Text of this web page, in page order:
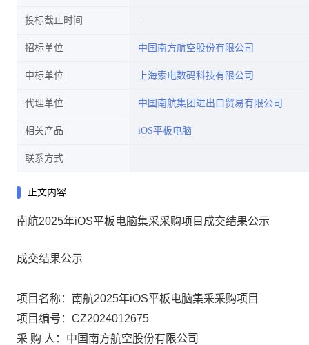
投标截止时间
招标单位 中国南方航空股份有限公司
中标单位 上海索电数码科技有限公司
代理单位 中国南航集团进出口贸易有限公司
相关产品 iOS平板电脑
联系方式
正文内容
南航2025年iOS平板电脑集采采购项目成交结果公示
成交结果公示
项目名称： 南航2025年iOS平板电脑集采采购项目
项目编号： CZ2024012675
采 购 人： 中国南方航空股份有限公司